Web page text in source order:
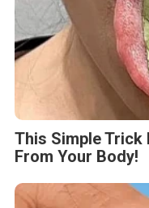
This Simple Trick
From Your Body!